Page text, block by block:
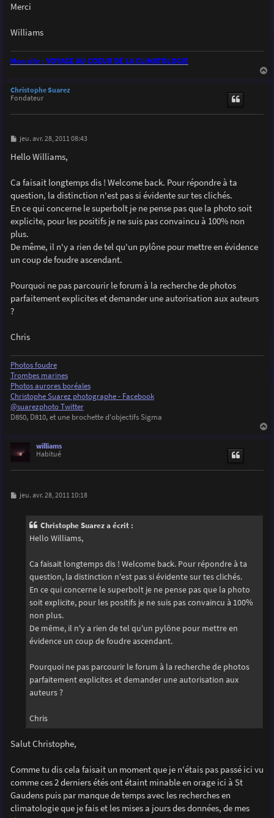
Merci
Williams
Mon site : VOYAGE AU COEUR DE LA CLIMATOLOGIE
Christophe Suarez
Fondateur
M
s
s
e
jeu. avr. 28, 2011 08:43
Hello Williams,
Ca faisait longtemps dis ! Welcome back. Pour répondre à ta
question, la distinction n'est pas si évidente sur tes clichés.
En ce qui concerne le superbolt je ne pense pas que la photo soit
explicite, pour les positifs je ne suis pas convaincu à 100% non
plus.
De même, il n'y a rien de tel qu'un pylône pour mettre en évidence
un coup de foudre ascendant.
Pourquoi ne pas parcourir le forum à la recherche de photos
parfaitement explicites et demander une autorisation aux auteurs
?
Chris
Photos foudre
Trombes marines
Photos aurores boréales
Christophe Suarez photographe - Facebook
@suarezphoto Twitter
D850, D810, et une brochette d'objectifs Sigma
williams
Habitué
M
jeu. avr. 28, 2011 10:18
Christophe Suarez a écrit :
Hello Williams,
Ca faisait longtemps dis ! Welcome back. Pour répondre à ta
question, la distinction n'est pas si évidente sur tes clichés.
En ce qui concerne le superbolt je ne pense pas que la photo
soit explicite, pour les positifs je ne suis pas convaincu à 100%
non plus.
De même, il n'y a rien de tel qu'un pylône pour mettre en
évidence un coup de foudre ascendant.
Pourquoi ne pas parcourir le forum à la recherche de photos
parfaitement explicites et demander une autorisation aux
auteurs ?
Chris
Salut Christophe,
Comme tu dis cela faisait un moment que je n'étais pas passé ici vu
comme ces 2 derniers étés ont étaint minable en orage ici à St
Gaudens puis par manque de temps avec les recherches en
climatologie que je fais et les mises a jours des données, de mes